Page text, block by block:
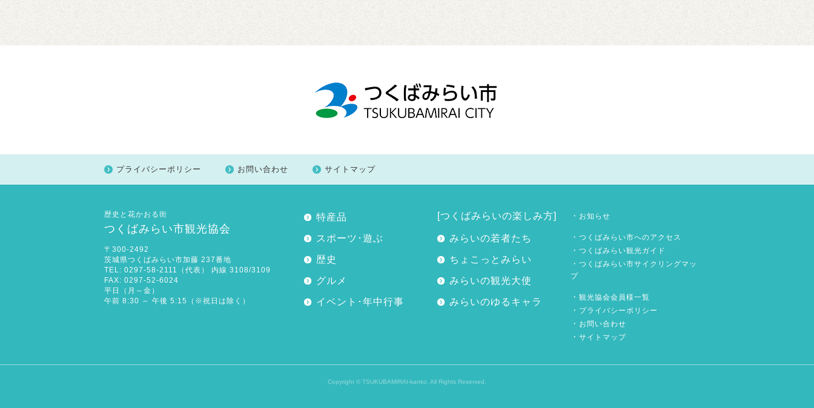
プライバシーポリシー お問い合わせ サイトマップ
歴史と花かおる街
つくばみらい市観光協会
〒300-2492
茨城県つくばみらい市加藤 237番地
TEL: 0297-58-2111（代表） 内線 3108/3109
FAX: 0297-52-6024
平日（月～金）
午前 8:30 ～ 午後 5:15（※祝日は除く）
特産品
スポーツ･遊ぶ
歴史
グルメ
イベント･年中行事
[つくばみらいの楽しみ方]
みらいの若者たち
ちょこっとみらい
みらいの観光大使
みらいのゆるキャラ
・ お知らせ
・ つくばみらい市へのアクセス
・ つくばみらい観光ガイド
・ つくばみらい市サイクリングマッ
プ
・ 観光協会会員様一覧
・ プライバシーポリシー
・ お問い合わせ
・ サイトマップ
Copyright © TSUKUBAMIRAI-kanko. All Rights Reserved.